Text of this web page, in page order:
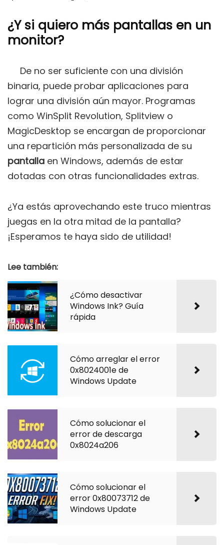
¿Y si quiero más pantallas en un
monitor?
De no ser suficiente con una división
binaria, puede probar aplicaciones para
lograr una división aún mayor. Programas
como WinSplit Revolution, Splitview o
MagicDesktop se encargan de proporcionar
una repartición más personalizada de su
pantalla en Windows, además de estar
dotadas con otras funcionalidades extras.
¿Ya estás aprovechando este truco mientras
juegas en la otra mitad de la pantalla?
¡Esperamos te haya sido de utilidad!
Lee también:
¿Cómo desactivar
Windows Ink? Guía
rápida
Cómo arreglar el error
0x8024001e de
Windows Update
Cómo solucionar el
error de descarga
0x8024a206
Cómo solucionar el
error 0x80073712 de
Windows Update